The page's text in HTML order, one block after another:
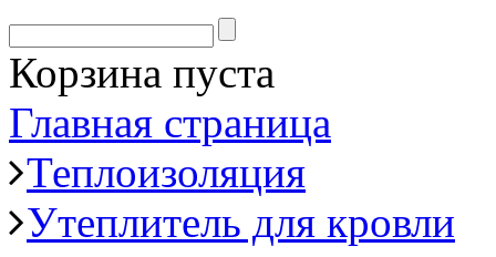
Корзина пуста
Главная страница
Теплоизоляция
Утеплитель для кровли